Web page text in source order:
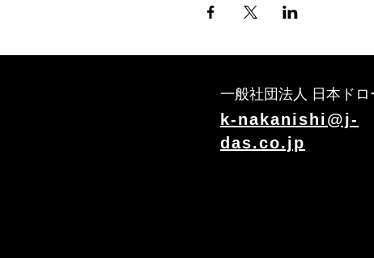
一般社団法人 日本ド
k-nakanishi@j-
das.co.jp